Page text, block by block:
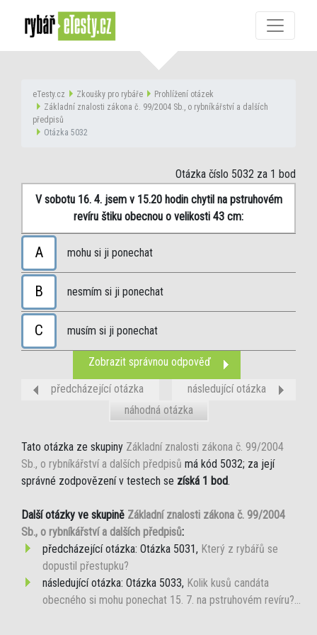
eTesty.cz Zkoušky pro rybáře
Prohlížení otázek
Základní znalosti zákona č. 99/2004 Sb., o rybníkářství a dalších
předpisů
Otázka 5032
Otázka číslo 5032 za 1 bod
V sobotu 16. 4. jsem v 15.20 hodin chytil na pstruhovém
revíru štiku obecnou o velikosti 43 cm:
A mohu si ji ponechat
B nesmím si ji ponechat
C musím si ji ponechat
Zobrazit správnou odpověď
předcházející otázka
následující otázka
náhodná otázka
Tato otázka ze skupiny Základní znalosti zákona č. 99/2004
Sb., o rybníkářství a dalších předpisů má kód 5032; za její
správné zodpovězení v testech se získá 1 bod.
Další otázky ve skupině Základní znalosti zákona č. 99/2004
Sb., o rybníkářství a dalších předpisů:
předcházející otázka: Otázka 5031, Který z rybářů se
dopustil přestupku?
následující otázka: Otázka 5033, Kolik kusů candáta
obecného si mohu ponechat 15. 7. na pstruhovém revíru?...